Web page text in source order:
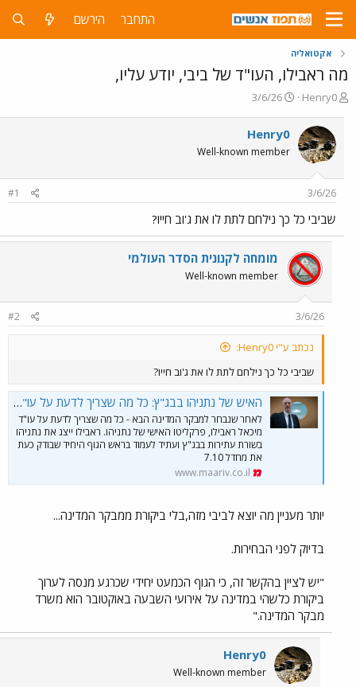
התחבר הירשם
אקטואליה
מה ראבילו, העו"ד של ביבי, יודע עליו,‏
פ
ח
ה
ו
ש
Henry0
פ
ס
ם
ת
י
ך
3/6/26
Henry0
Well-known member
3/6/26
#1
שביבי כל כך נילחם לתת לו את ג'וב חייו?
מומחה לקנונית הסדר העולמי
Well-known member
3/6/26
#2
נכתב ע"י Henry0:
שביבי כל כך נילחם לתת לו את ג'וב חייו?
האיש של נתניהו בבג"ץ: כל מה שצריך לדעת על עו"ד מיכאל ראבילו
לאחר שנבחר למבקר המדינה הבא - כל מה שצריך לדעת על עו"ד
מיכאל ראבילו, פרקליטו האישי של נתניהו. ראבילו ייצג את נתניהו
בשורת עתירות בבג"ץ ועתיד לעמוד בראש הגוף היחיד שבודק כעת
את מחדל 7.10
www.maariv.co.il
יותר מעניין מה יוצא לביבי מזה,בלי ביקורת ממבקר המדינה...
בדיוק לפני הבחירות.
"יש לציין בהקשר זה, כי הגוף הכמעט יחידי שכרגע מנסה לערוך
ביקורת כלשהי במדינה על אירועי השבעה באוקטובר הוא משרד
מבקר המדינה."
Henry0
Well-known member